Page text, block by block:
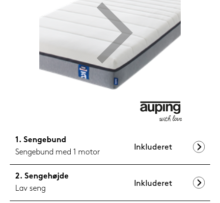
Sengebund
Sengebund med 1 motor
Inkluderet
Sengehøjde
Lav seng
Inkluderet